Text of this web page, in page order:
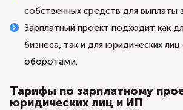
собственных средств для выплаты
Зарплатный проект подходит как
бизнеса, так и для юридических
оборотами.
Тарифы по зарплатному
юридических лиц и ИП